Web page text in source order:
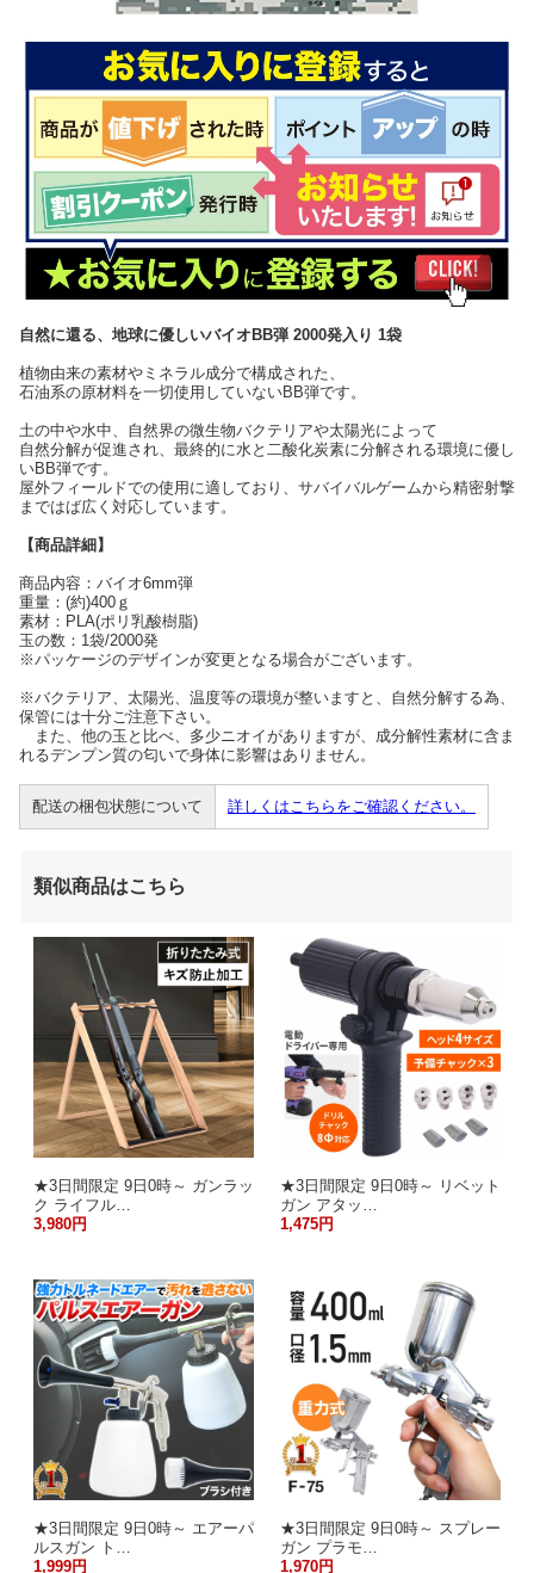
自然に還る、地球に優しいバイオBB弾 2000発入り 1袋
植物由来の素材やミネラル成分で構成された、
石油系の原材料を一切使用していないBB弾です。
土の中や水中、自然界の微生物バクテリアや太陽光によって
自然分解が促進され、最終的に水と二酸化炭素に分解される環境に優し
いBB弾です。
屋外フィールドでの使用に適しており、サバイバルゲームから精密射撃
まではば広く対応しています。
【商品詳細】
商品内容：バイオ6mm弾
重量：(約)400ｇ
素材：PLA(ポリ乳酸樹脂)
玉の数：1袋/2000発
※パッケージのデザインが変更となる場合がございます。
※バクテリア、太陽光、温度等の環境が整いますと、自然分解する為、
保管には十分ご注意下さい。
また、他の玉と比べ、多少ニオイがありますが、成分解性素材に含ま
れるデンプン質の匂いで身体に影響はありません。
配送の梱包状態について 詳しくはこちらをご確認ください。
類似商品はこちら
★3日間限定 9日0時～ ガンラッ
ク ライフル…
3,980円
★3日間限定 9日0時～ リベット
ガン アタッ…
1,475円
★3日間限定 9日0時～ エアーパ
ルスガン ト…
1,999円
★3日間限定 9日0時～ スプレー
ガン プラモ…
1,970円